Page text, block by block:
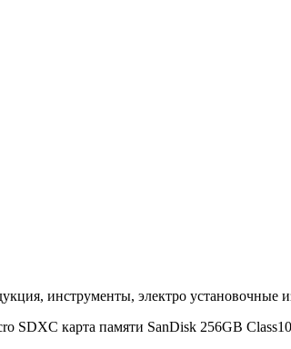
инструменты, электро установочные
SDXC карта памяти SanDisk 256GB